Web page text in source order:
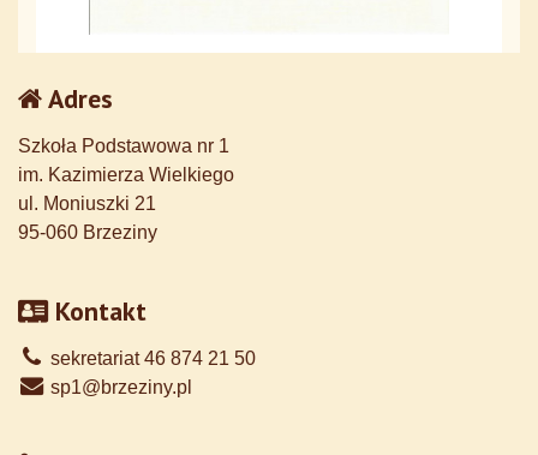
Adres
Szkoła Podstawowa nr 1
im. Kazimierza Wielkiego
ul. Moniuszki 21
95-060 Brzeziny
Kontakt
sekretariat 46 874 21 50
sp1@brzeziny.pl